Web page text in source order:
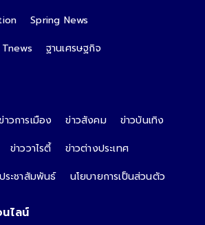
Spring News
Tnews ฐานเศรษฐกิจ
าวการเมือง ข่าวสังคม
ข่าวบันเทิง
ข่าววาไรตี้
ข่าวต่างประเทศ
ระชาสัมพันธ์ นโยบายการเป็นส่วนตัว
ไลน์